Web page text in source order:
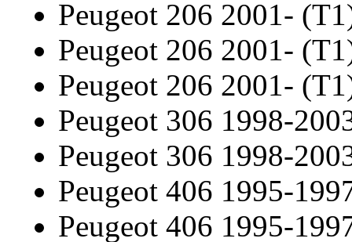
Peugeot 206 2001-
Peugeot 206 2001-
Peugeot 206 2001-
Peugeot 306 1998-
Peugeot 306 1998-
Peugeot 406 1995-
Peugeot 406 1995-